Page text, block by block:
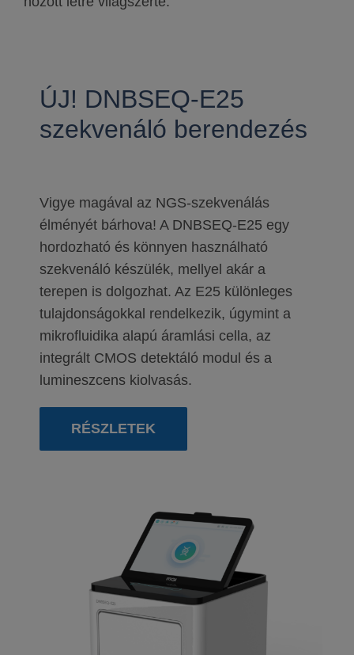
ÚJ! DNBSEQ-E25
szekvenáló berendezés
Vigye magával az NGS-szekvenálás
élményét bárhova! A DNBSEQ-E25 egy
hordozható és könnyen használható
szekvenáló készülék, mellyel akár a
terepen is dolgozhat. Az E25 különleges
tulajdonságokkal rendelkezik, úgymint a
mikrofluidika alapú áramlási cella, az
integrált CMOS detektáló modul és a
lumineszcens kiolvasás.
RÉSZLETEK